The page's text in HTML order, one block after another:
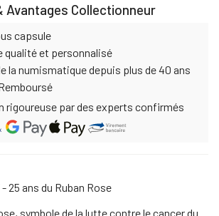
Avantages Collectionneur
capsule
qualité et personnalisé
la numismatique depuis plus de 40 ans
rigoureuse par des experts confirmés
25 ans du Ruban Rose
symbole de la lutte contre le cancer du